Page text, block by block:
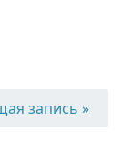
запись »